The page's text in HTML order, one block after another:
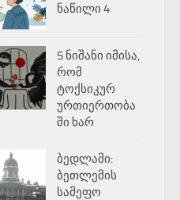
ნაწილი 4
5 ნიშანი იმისა,
რომ
ტოქსიკურ
ურთიერთობა
ში ხარ
ბედლამი:
ბეთლემის
სამეფო